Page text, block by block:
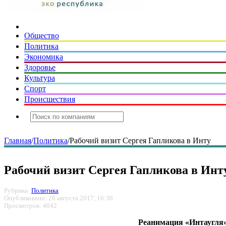
Общество
Политика
Экономика
Здоровье
Культура
Спорт
Происшествия
Главная/Политика/Рабочий визит Сергея Гапликова в Инту
Рабочий визит Сергея Гапликова в
Рубрика: Политика
Опубликовано: 28 августа 2017, 16:36
Просмотров: 4042
Реанимация